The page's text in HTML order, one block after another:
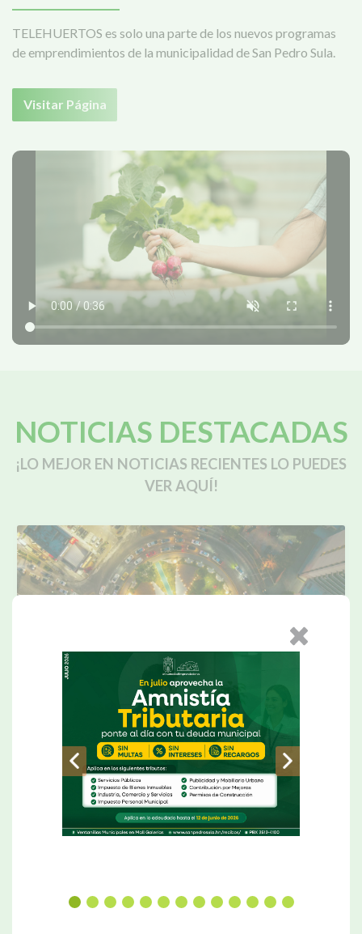
TELEHUERTOS es solo una parte de los nuevos programas
de emprendimientos de la municipalidad de San Pedro Sula.
Visitar Página
NOTICIAS DESTACADAS
¡LO MEJOR EN NOTICIAS RECIENTES LO PUEDES
VER AQUÍ!
Leer Más